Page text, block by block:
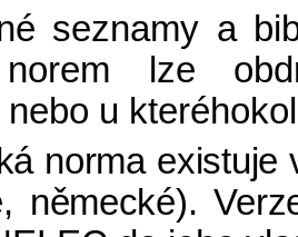
seznamy a
lze
u
norma
německé).